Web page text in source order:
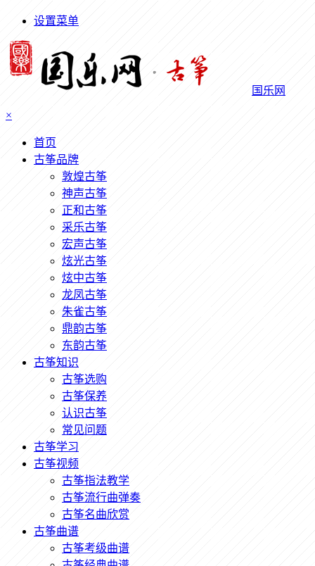
设置菜单
国乐网
×
首页
古筝品牌
敦煌古筝
神声古筝
正和古筝
采乐古筝
宏声古筝
炫光古筝
炫中古筝
龙凤古筝
朱雀古筝
鼎韵古筝
东韵古筝
古筝知识
古筝选购
古筝保养
认识古筝
常见问题
古筝学习
古筝视频
古筝指法教学
古筝流行曲弹奏
古筝名曲欣赏
古筝曲谱
古筝考级曲谱